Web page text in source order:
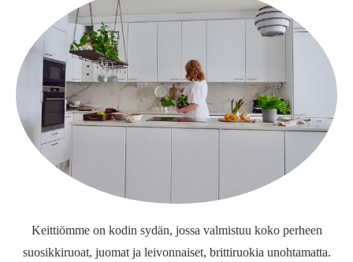
Keittiömme on kodin sydän, jossa valmistuu koko perheen
suosikkiruoat, juomat ja leivonnaiset, brittiruokia unohtamatta.